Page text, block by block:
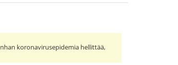
koronavirusepidemia hellittää,